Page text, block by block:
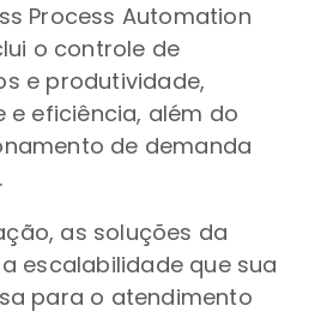
Process Automation
o controle de
e produtividade,
e eficiência, além do
de demanda
as soluções da
escalabilidade que sua
para o atendimento